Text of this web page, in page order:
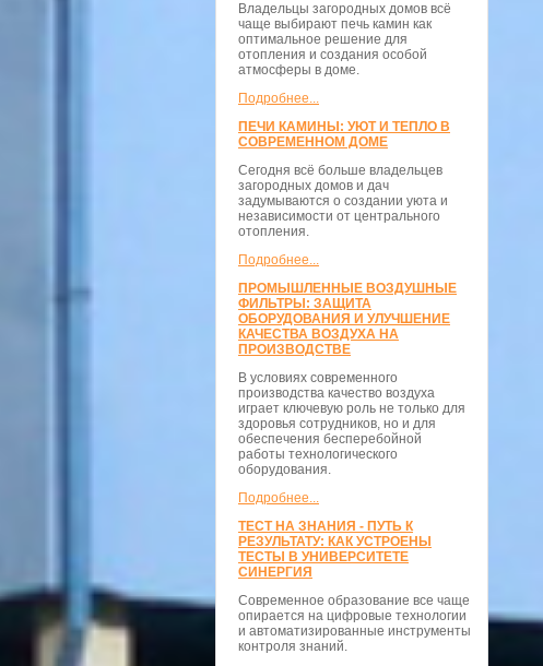
Владельцы загородных домов всё
чаще выбирают печь камин как
оптимальное решение для
отопления и создания особой
атмосферы в доме.
Подробнее...
ПЕЧИ КАМИНЫ: УЮТ И ТЕПЛО В
СОВРЕМЕННОМ ДОМЕ
Сегодня всё больше владельцев
загородных домов и дач
задумываются о создании уюта и
независимости от центрального
отопления.
Подробнее...
ПРОМЫШЛЕННЫЕ ВОЗДУШНЫЕ
ФИЛЬТРЫ: ЗАЩИТА
ОБОРУДОВАНИЯ И УЛУЧШЕНИЕ
КАЧЕСТВА ВОЗДУХА НА
ПРОИЗВОДСТВЕ
В условиях современного
производства качество воздуха
играет ключевую роль не только для
здоровья сотрудников, но и для
обеспечения бесперебойной
работы технологического
оборудования.
Подробнее...
ТЕСТ НА ЗНАНИЯ - ПУТЬ К
РЕЗУЛЬТАТУ: КАК УСТРОЕНЫ
ТЕСТЫ В УНИВЕРСИТЕТЕ
СИНЕРГИЯ
Современное образование все чаще
опирается на цифровые технологии
и автоматизированные инструменты
контроля знаний.